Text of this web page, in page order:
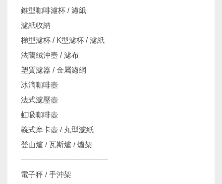
錐型咖啡濾杯 / 濾紙
濾紙收納
梯型濾杯 / K型濾杯 / 濾紙
法蘭絨沖壺 / 濾布
塑質濾器 / 金屬濾網
冰滴咖啡壺
法式濾壓壺
虹吸咖啡壺
義式摩卡壺 / 丸型濾紙
登山爐 / 瓦斯爐 / 爐架
────────────────
電子秤 / 手沖架